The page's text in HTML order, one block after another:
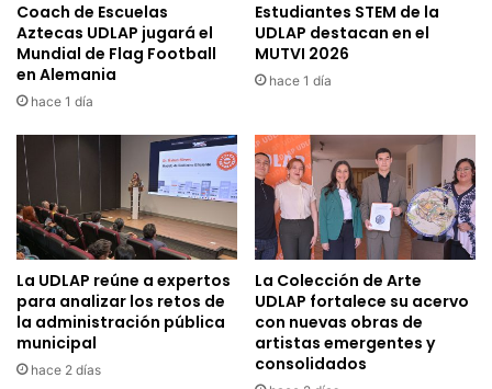
Coach de Escuelas
Aztecas UDLAP jugará el
Mundial de Flag Football
en Alemania
hace 1 día
Estudiantes STEM de la
UDLAP destacan en el
MUTVI 2026
hace 1 día
La UDLAP reúne a expertos
para analizar los retos de
la administración pública
municipal
hace 2 días
La Colección de Arte
UDLAP fortalece su acervo
con nuevas obras de
artistas emergentes y
consolidados